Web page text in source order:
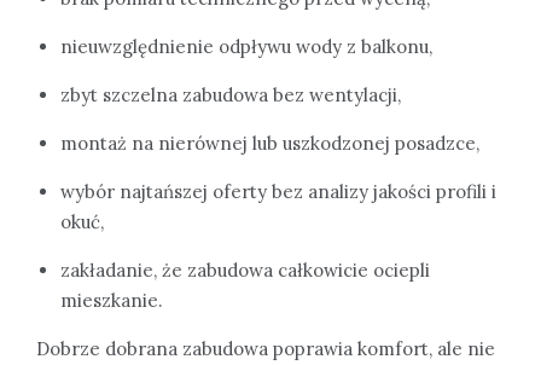
nieuwzględnienie odpływu wody z balkonu,
zbyt szczelna zabudowa bez wentylacji,
montaż na nierównej lub uszkodzonej posadzce,
wybór najtańszej oferty bez analizy jakości profili i
okuć,
zakładanie, że zabudowa całkowicie ociepli
mieszkanie.
Dobrze dobrana zabudowa poprawia komfort, ale nie